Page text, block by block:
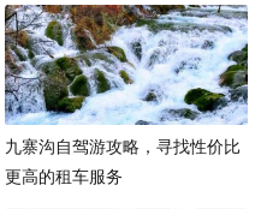
九寨沟自驾游攻略，寻找性价比
更高的租车服务